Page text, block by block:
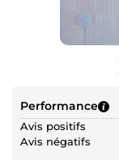
Performance
Avis positifs
Avis négatifs